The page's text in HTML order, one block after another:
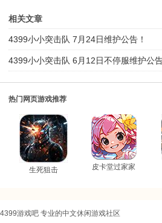
相关文章
4399小小突击队 7月24日维护公告！
4399小小突击队 6月12日不停服维护公告
热门网页游戏推荐
生死狙击 皮卡堂过家家
4399游戏吧 专业的中文休闲游戏社区